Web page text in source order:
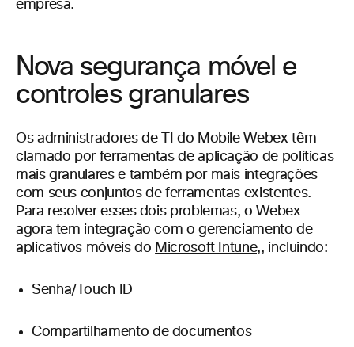
empresa.
Nova segurança móvel e
controles granulares
Os administradores de TI do Mobile Webex têm
clamado por ferramentas de aplicação de políticas
mais granulares e também por mais integrações
com seus conjuntos de ferramentas existentes.
Para resolver esses dois problemas, o Webex
agora tem integração com o gerenciamento de
aplicativos móveis do Microsoft Intune,, incluindo:
Senha/Touch ID
Compartilhamento de documentos